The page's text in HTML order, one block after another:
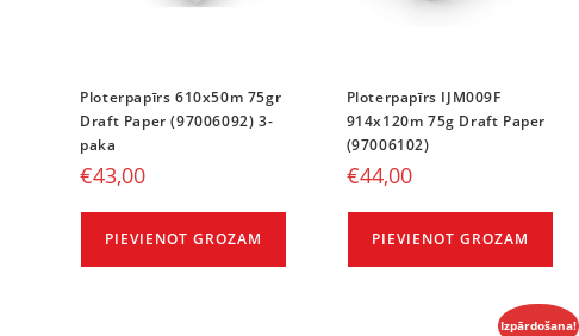
Ploterpapīrs 610x50m 75gr
Draft Paper (97006092) 3-
paka
€43,00
PIEVIENOT GROZAM
Ploterpapīrs IJM009F
914x120m 75g Draft Paper
(97006102)
€44,00
PIEVIENOT GROZAM
Izpārdošana!